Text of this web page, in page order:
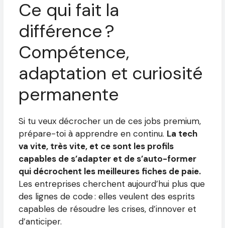
Ce qui fait la
différence ?
Compétence,
adaptation et curiosité
permanente
Si tu veux décrocher un de ces jobs premium,
prépare-toi à apprendre en continu. La tech
va vite, très vite, et ce sont les profils
capables de s’adapter et de s’auto-former
qui décrochent les meilleures fiches de paie.
Les entreprises cherchent aujourd’hui plus que
des lignes de code : elles veulent des esprits
capables de résoudre les crises, d’innover et
d’anticiper.